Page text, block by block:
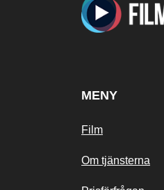
MENY
Film
Om tjänsterna